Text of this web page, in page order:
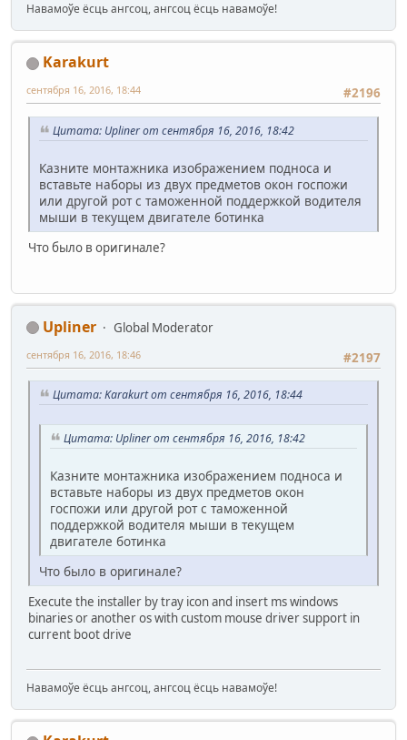
Навамоўе ёсць ангсоц, ангсоц ёсць навамоўе!
Karakurt
#2196
сентября 16, 2016, 18:44
Цитата: Upliner от сентября 16, 2016, 18:42
Казните монтажника изображением подноса и
вставьте наборы из двух предметов окон госпожи
или другой рот с таможенной поддержкой водителя
мыши в текущем двигателе ботинка
Что было в оригинале?
Upliner
Global Moderator
#2197
сентября 16, 2016, 18:46
Цитата: Karakurt от сентября 16, 2016, 18:44
Цитата: Upliner от сентября 16, 2016, 18:42
Казните монтажника изображением подноса и
вставьте наборы из двух предметов окон
госпожи или другой рот с таможенной
поддержкой водителя мыши в текущем
двигателе ботинка
Что было в оригинале?
Execute the installer by tray icon and insert ms windows
binaries or another os with custom mouse driver support in
current boot drive
Навамоўе ёсць ангсоц, ангсоц ёсць навамоўе!